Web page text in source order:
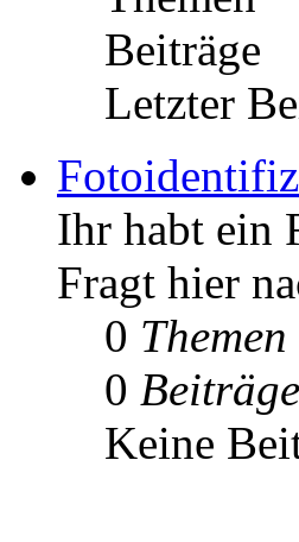
Beiträge
Letzter
Ihr habt ein
Fragt hier
0 Themen
0 Beiträge
Keine